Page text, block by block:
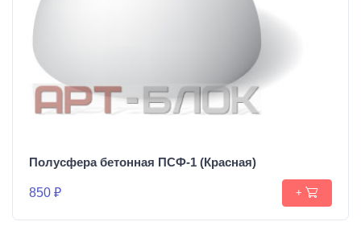
Полусфера бетонная ПСФ-1 (Красная)
850 ₽ +